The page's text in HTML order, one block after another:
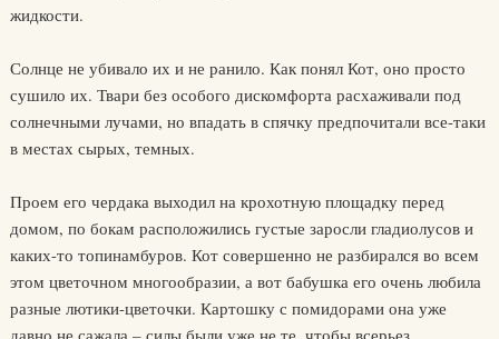
жидкости.
Солнце не убивало их и не ранило. Как понял Кот, оно просто
сушило их. Твари без особого дискомфорта расхаживали под
солнечными лучами, но впадать в спячку предпочитали все-таки
в местах сырых, темных.
Проем его чердака выходил на крохотную площадку перед
домом, по бокам расположились густые заросли гладиолусов и
каких-то топинамбуров. Кот совершенно не разбирался во всем
этом цветочном многообразии, а вот бабушка его очень любила
разные лютики-цветочки. Картошку с помидорами она уже
давно не сажала – силы были уже не те, чтобы всерьез